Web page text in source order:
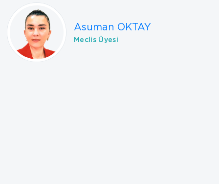
Asuman OKTAY
Meclis Üyesi